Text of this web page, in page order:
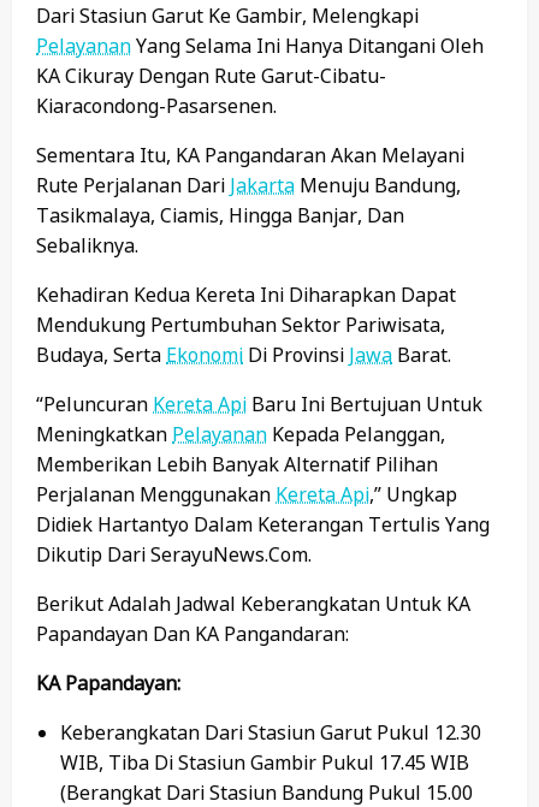
Dari Stasiun Garut Ke Gambir, Melengkapi
PelayananYang Selama Ini Hanya Ditangani Oleh
KA Cikuray Dengan Rute Garut-Cibatu-
Kiaracondong-Pasarsenen.
Sementara Itu, KA Pangandaran Akan Melayani
Rute Perjalanan Dari Jakarta Menuju Bandung,
Tasikmalaya, Ciamis, Hingga Banjar, Dan
Sebaliknya.
Kehadiran Kedua Kereta Ini Diharapkan Dapat
Mendukung Pertumbuhan Sektor Pariwisata,
Budaya, Serta Ekonomi Di Provinsi Jawa Barat.
“Peluncuran Kereta Api Baru Ini Bertujuan Untuk
Meningkatkan Pelayanan Kepada Pelanggan,
Memberikan Lebih Banyak Alternatif Pilihan
Perjalanan Menggunakan Kereta Api,” Ungkap
Didiek Hartantyo Dalam Keterangan Tertulis Yang
Dikutip Dari SerayuNews.com.
Berikut Adalah Jadwal Keberangkatan Untuk KA
Papandayan Dan KA Pangandaran:
KA Papandayan:
Keberangkatan Dari Stasiun Garut Pukul 12.30
WIB, Tiba Di Stasiun Gambir Pukul 17.45 WIB
(berangkat Dari Stasiun Bandung Pukul 15.00